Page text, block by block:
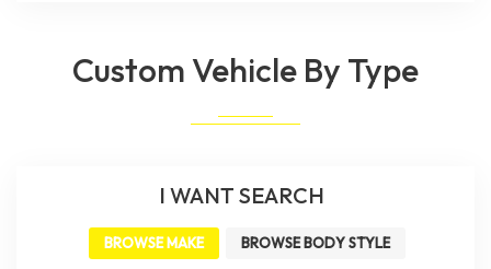
Custom Vehicle By Type
I WANT SEARCH
BROWSE MAKE BROWSE BODY STYLE